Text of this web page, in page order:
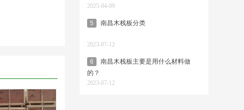
2025-04-09
5 南昌木栈板分类
2023-07-12
6
南昌木栈板主要是用什么材料做
的？
2023-07-12